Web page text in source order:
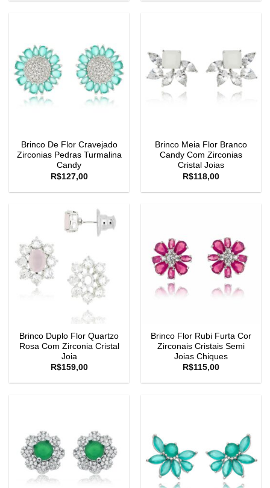
Brinco De Flor Cravejado
Zirconias Pedras Turmalina
Candy
R$127,00
Brinco Meia Flor Branco
Candy Com Zirconias
Cristal Joias
R$118,00
Brinco Duplo Flor Quartzo
Rosa Com Zirconia Cristal
Joia
R$159,00
Brinco Flor Rubi Furta Cor
Zirconais Cristais Semi
Joias Chiques
R$115,00